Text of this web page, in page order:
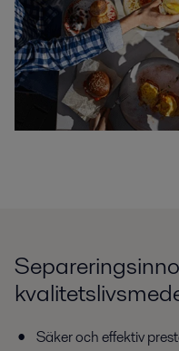
Säker och effektiv